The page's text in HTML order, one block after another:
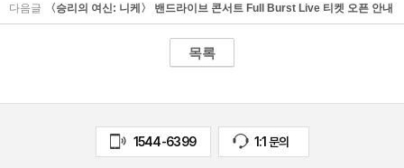
다음글 〈승리의 여신: 니케〉 밴드라이브 콘서트 Full Burst Live 티켓 오픈 안내
목록
1544-6399 1:1 문의